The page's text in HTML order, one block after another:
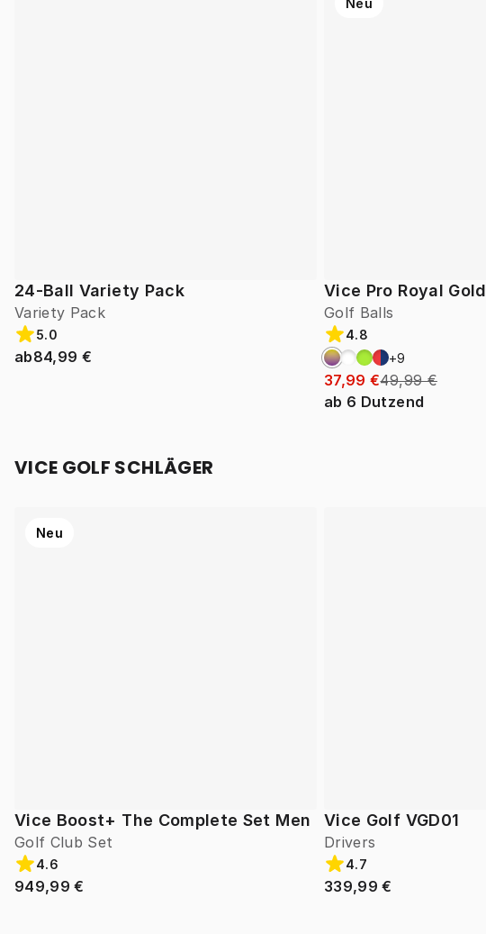
24-Ball Variety Pack
Variety Pack
5.0
ab84,99 €
Vice Pro Royal Gold
Golf Balls
Neu
4.8
+9
37,99 €49,99 €
ab 6 Dutzend
VICE GOLF SCHLÄGER
Vice Boost+ The Complete Set Men
Golf Club Set
Neu
4.6
949,99 €
Vice Golf VGD01
Drivers
4.7
339,99 €